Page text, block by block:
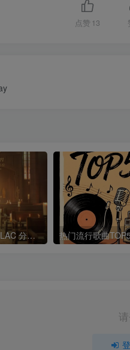
点赞 13
太阳之子 – 周杰伦 [FLAC 分轨 192Khz 24bit]